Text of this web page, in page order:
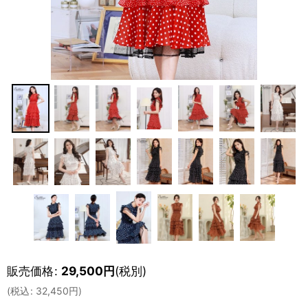
販売価格: 29,500円(税別)
(税込: 32,450円)